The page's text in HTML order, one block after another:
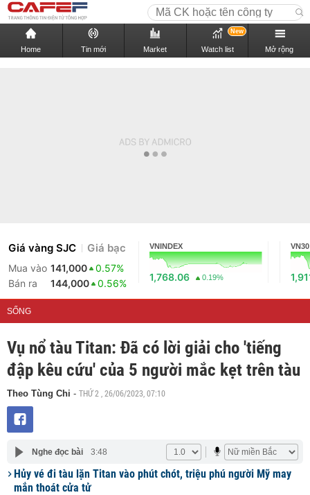
Home Tin mới Market Watch list
New
Mở rộng
Giá vàng SJC Giá bạc
Mua vào 141,000
0.57%
Bán ra
144,000 0.56%
VNINDEX
1,768.06 0.19%
VN30
SỐNG
Vụ nổ tàu Titan: Đã có lời giải cho 'tiếng
đập kêu cứu' của 5 người mắc kẹt trên tàu
Theo Tùng Chi - THỨ 2 , 26/06/2023, 07:10
Nghe đọc bài 3:48
Hủy vé đi tàu lặn Titan vào phút chót, triệu phú người Mỹ may
mắn thoát cửa tử